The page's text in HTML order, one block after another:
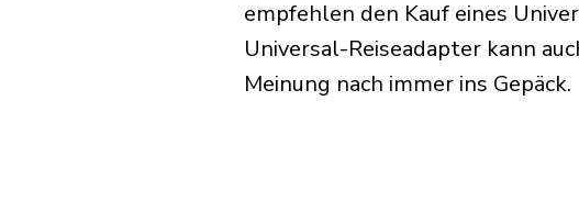
empfehlen den Kauf eines
Universal-Reiseadapter kann
Meinung nach immer ins Gepäck.